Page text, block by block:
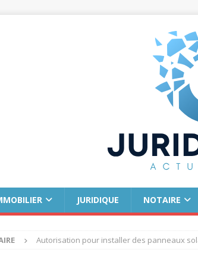
JURIDIQUE NOTAIRE
Autorisation pour installer des panneaux